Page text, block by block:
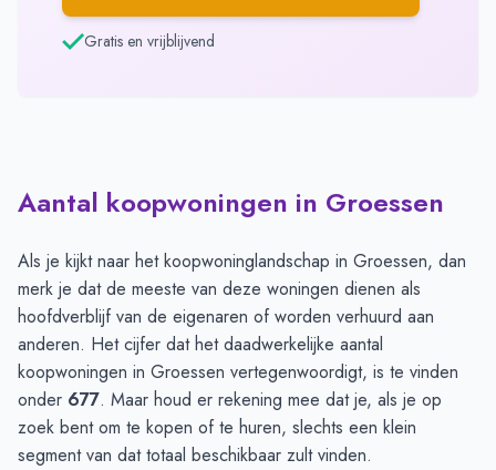
Gratis en vrijblijvend
Aantal koopwoningen in Groessen
Als je kijkt naar het koopwoninglandschap in Groessen, dan
merk je dat de meeste van deze woningen dienen als
hoofdverblijf van de eigenaren of worden verhuurd aan
anderen. Het cijfer dat het daadwerkelijke aantal
koopwoningen in Groessen vertegenwoordigt, is te vinden
onder 677. Maar houd er rekening mee dat je, als je op
zoek bent om te kopen of te huren, slechts een klein
segment van dat totaal beschikbaar zult vinden.